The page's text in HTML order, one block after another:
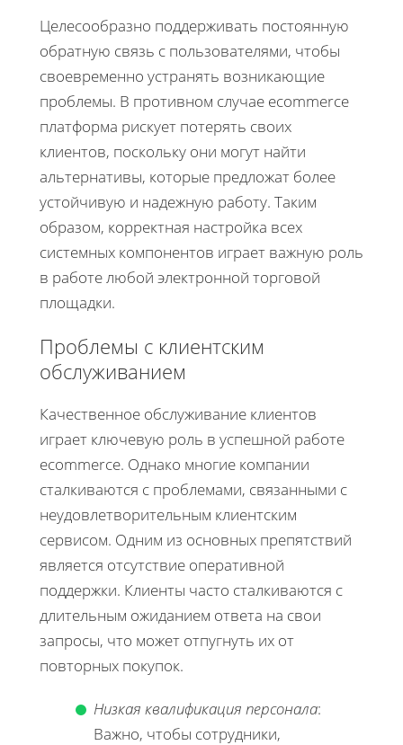
Целесообразно поддерживать постоянную
обратную связь с пользователями, чтобы
своевременно устранять возникающие
проблемы. В противном случае ecommerce
платформа рискует потерять своих
клиентов, поскольку они могут найти
альтернативы, которые предложат более
устойчивую и надежную работу. Таким
образом, корректная настройка всех
системных компонентов играет важную роль
в работе любой электронной торговой
площадки.
Проблемы с клиентским
обслуживанием
Качественное обслуживание клиентов
играет ключевую роль в успешной работе
ecommerce. Однако многие компании
сталкиваются с проблемами, связанными с
неудовлетворительным клиентским
сервисом. Одним из основных препятствий
является отсутствие оперативной
поддержки. Клиенты часто сталкиваются с
длительным ожиданием ответа на свои
запросы, что может отпугнуть их от
повторных покупок.
Низкая квалификация персонала:
Важно, чтобы сотрудники,